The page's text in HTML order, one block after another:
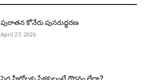
పురాత‌న కోనేరు పున‌రుద్ధ‌ర‌ణ
April 27, 2026
పెద్ద హీరోల‌కు ప్రేక్ష‌కులంటే గౌర‌వం లేదా?